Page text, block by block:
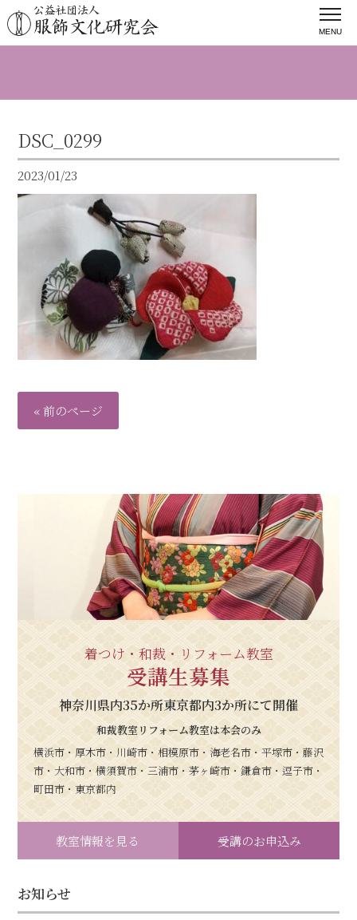
MENU
DSC_0299
2023/01/23
« 前のページ
着つけ・和裁・リフォーム教室
受講生募集
神奈川県内35か所東京都内3か所にて開催
和裁教室リフォーム教室は本会のみ
横浜市・厚木市・川崎市・相模原市・海老名市・平塚市・藤沢
市・大和市・横須賀市・三浦市・茅ヶ崎市・鎌倉市・逗子市・
町田市・東京都内
教室情報を見る 受講のお申込み
お知らせ